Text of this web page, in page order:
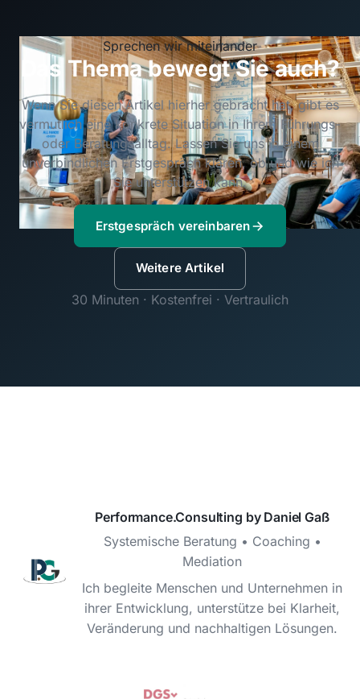
Sprechen wir miteinander
Das Thema bewegt Sie auch?
Wenn Sie diesen Artikel hierher gebracht hat, gibt es
vermutlich eine konkrete Situation in Ihrem Führungs-
oder Beratungsalltag. Lassen Sie uns in einem
unverbindlichen Erstgespräch klären, ob und wie ich
Sie unterstützen kann.
Erstgespräch vereinbaren
Weitere Artikel
30 Minuten · Kostenfrei · Vertraulich
Performance.Consulting by Daniel Gaß
Systemische Beratung • Coaching •
Mediation
Ich begleite Menschen und Unternehmen in
ihrer Entwicklung, unterstütze bei Klarheit,
Veränderung und nachhaltigen Lösungen.